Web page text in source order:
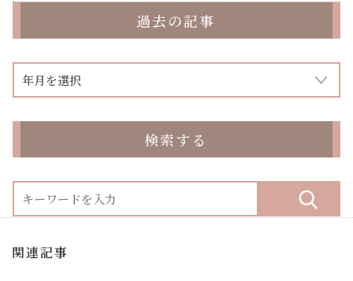
過去の記事
検索する
関連記事